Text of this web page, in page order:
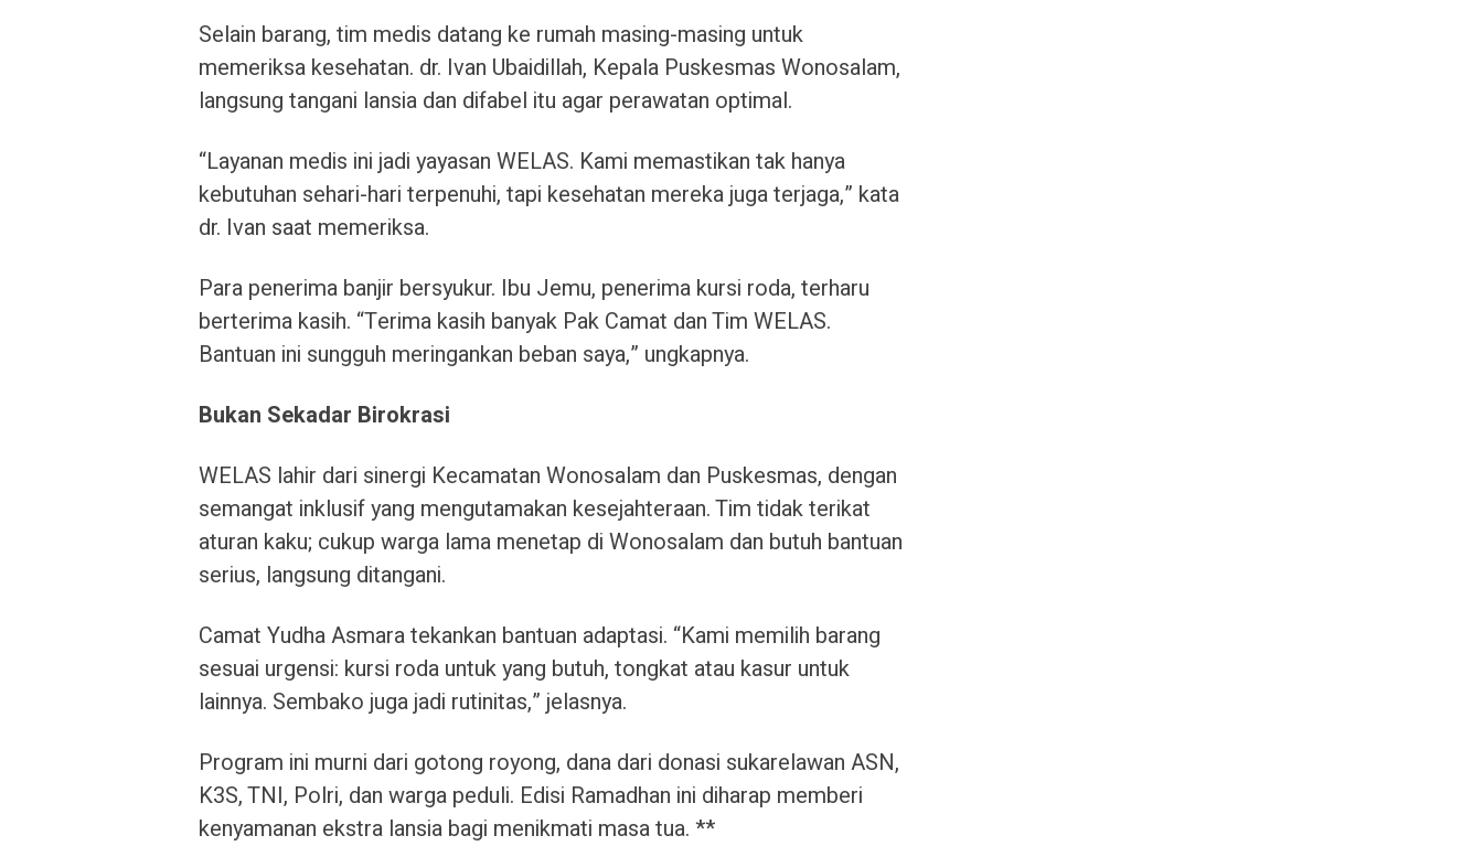
Selain barang, tim medis datang ke rumah masing-masing untuk
memeriksa kesehatan. dr. Ivan Ubaidillah, Kepala Puskesmas Wonosalam,
langsung tangani lansia dan difabel itu agar perawatan optimal.
“Layanan medis ini jadi yayasan WELAS. Kami memastikan tak hanya
kebutuhan sehari-hari terpenuhi, tapi kesehatan mereka juga terjaga,” kata
dr. Ivan saat memeriksa.
Para penerima banjir bersyukur. Ibu Jemu, penerima kursi roda, terharu
berterima kasih. “Terima kasih banyak Pak Camat dan Tim WELAS.
Bantuan ini sungguh meringankan beban saya,” ungkapnya.
Bukan Sekadar Birokrasi
WELAS lahir dari sinergi Kecamatan Wonosalam dan Puskesmas, dengan
semangat inklusif yang mengutamakan kesejahteraan. Tim tidak terikat
aturan kaku; cukup warga lama menetap di Wonosalam dan butuh bantuan
serius, langsung ditangani.
Camat Yudha Asmara tekankan bantuan adaptasi. “Kami memilih barang
sesuai urgensi: kursi roda untuk yang butuh, tongkat atau kasur untuk
lainnya. Sembako juga jadi rutinitas,” jelasnya.
Program ini murni dari gotong royong, dana dari donasi sukarelawan ASN,
K3S, TNI, Polri, dan warga peduli. Edisi Ramadhan ini diharap memberi
kenyamanan ekstra lansia bagi menikmati masa tua. **